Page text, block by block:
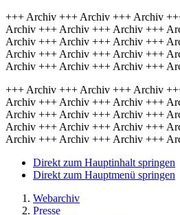
+++ Archiv +++ Archiv +++ Archiv
Archiv +++ Archiv +++ Archiv +++
Archiv +++ Archiv +++ Archiv +++
Archiv +++ Archiv +++ Archiv +++
Archiv +++ Archiv +++ Archiv +++
+++ Archiv +++ Archiv +++ Archiv
Archiv +++ Archiv +++ Archiv +++
Archiv +++ Archiv +++ Archiv +++
Archiv +++ Archiv +++ Archiv +++
Archiv +++ Archiv +++ Archiv +++
Direkt zum Hauptinhalt springen
Direkt zum Hauptmenü springen
Webarchiv
Presse